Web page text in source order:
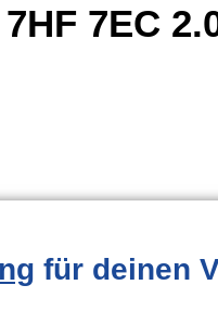
7HF 7EC
für deinen